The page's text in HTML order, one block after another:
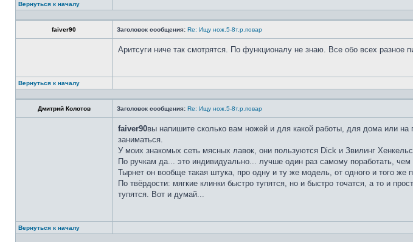
Вернуться к началу
faiver90 Заголовок сообщения: Re: Ищу нож.5-8т.р.повар
Аритсуги ниче так смотрятся. По функционалу не знаю. Все обо всех разное
Вернуться к началу
Дмитрий Колотов Заголовок сообщения: Re: Ищу нож.5-8т.р.повар
faiver90вы напишите сколько вам ножей и для какой работы, для дома или на
заниматься.
У моих знакомых сеть мясных лавок, они пользуются Dick и Звилинг
По ручкам да... это индивидуально... лучше один раз самому поработать,
Тырнет он вообще такая штука, про одну и ту же модель, от одного и того же
По твёрдости: мягкие клинки быстро тупятся, но и быстро точатся, а то и
тупятся. Вот и думай...
Вернуться к началу